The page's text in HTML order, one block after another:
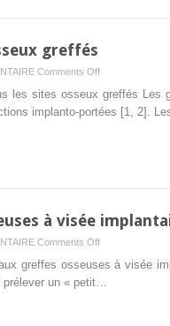
greffés
Comments Offon
dans
les
les sites osseux greffés Les
implanto-portées [1, 2].
à visée
Comments Offon
greffes osseuses à visée
un « petit…